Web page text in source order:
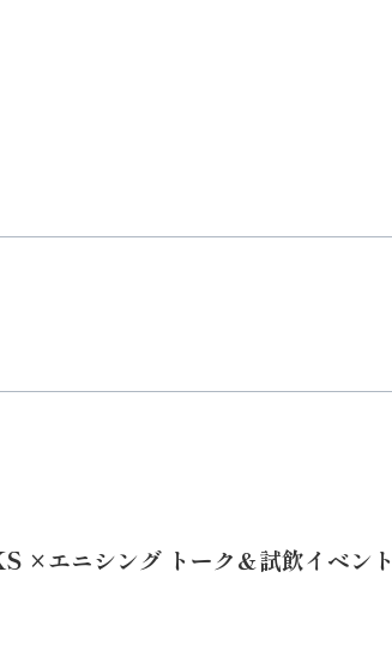
×エニシング トーク＆試飲イベント